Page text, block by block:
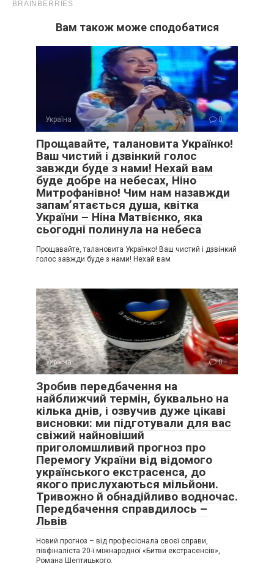
Вам також може сподобатися
Україна 0
Прощавайте, талановита Українко!
Ваш чистий і дзвінкий голос
завжди буде з нами! Нехай вам
буде добре на небесах, Ніно
Митрофанівно! Чим нам назавжди
запам’ятається душа, квітка
України – Ніна Матвієнко, яка
сьогодні полинула на небеса
Прощавайте, талановита Українко! Ваш чистий і дзвінкий
голос завжди буде з нами! Нехай вам
Україна 0
Зробив передбачення на
найближчий термін, буквально на
кілька днів, і озвучив дуже цікаві
висновки: ми підготували для вас
свіжий найновіший
приголомшливий прогноз про
Перемогу України від відомого
українського екстрасенса, до
якого прислухаються мільйони.
Тривожно й обнадійливо водночас.
Передбачення справдилось –
Львів
Новий прогноз – від професіонала своєї справи,
півфіналіста 20-ї міжнародної «Битви екстрасенсів»,
Романа Шептицького.